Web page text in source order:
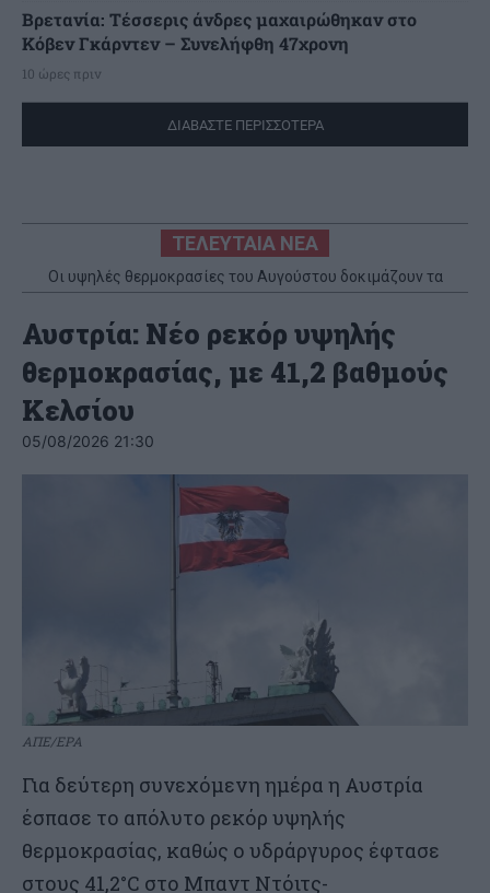
Βρετανία: Τέσσερις άνδρες μαχαιρώθηκαν στο
Κόβεν Γκάρντεν – Συνελήφθη 47χρονη
10 ώρες πριν
ΔΙΑΒΑΣΤΕ ΠΕΡΙΣΣΟΤΕΡΑ